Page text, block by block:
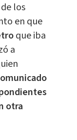
los
en que
que iba
a
otra